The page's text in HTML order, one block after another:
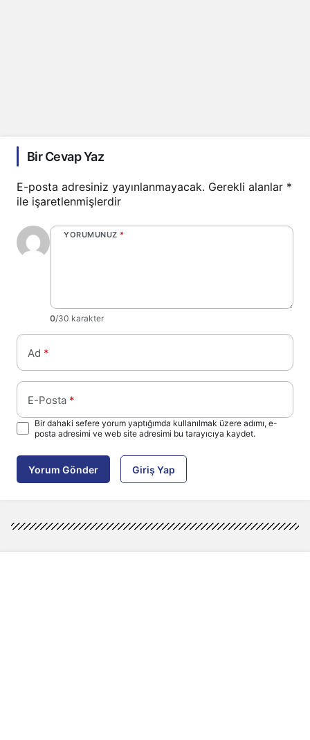
Bir Cevap Yaz
E-posta adresiniz yayınlanmayacak. Gerekli alanlar *
ile işaretlenmişlerdir
YORUMUNUZ *
0/30 karakter
Ad *
E-Posta *
Bir dahaki sefere yorum yaptığımda kullanılmak üzere adımı, e-
posta adresimi ve web site adresimi bu tarayıcıya kaydet.
Yorum Gönder Giriş Yap